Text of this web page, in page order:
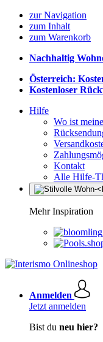
zur Navigation
zum Inhalt
zum Warenkorb
Nachhaltig
Österreich:
Kostenloser
Hilfe
Wo ist
Kontakt
Alle Hilfe-
Mehr Inspiration
Anmelden
Jetzt anmelden
Bist du neu hier?